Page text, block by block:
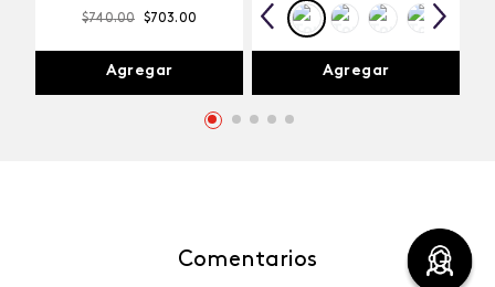
$740.00 $703.00
Agregar Agregar
Comentarios